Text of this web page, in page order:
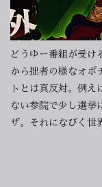
どうゆー番組が受け
から拙者の様なオポ
トとは真反対。例え
ない参院で少し選挙
ザ。それになびく